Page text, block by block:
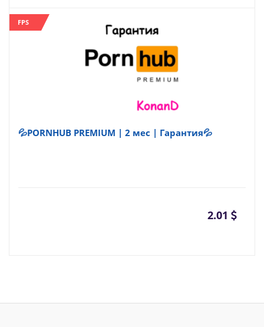
FPS
💦PORNHUB PREMIUM | 2 мес | Гарантия💦
2.01